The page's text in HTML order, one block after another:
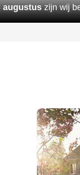
augustuszijn wij